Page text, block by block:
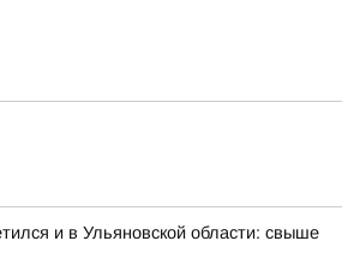
и в Ульяновской области: свыше